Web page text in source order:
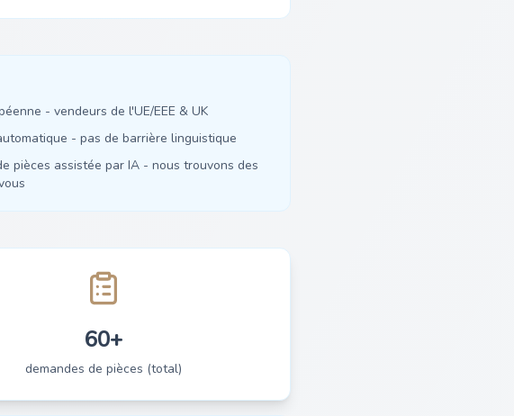
- vendeurs de l'UE/EEE & UK
- pas de barrière linguistique
pièces assistée par IA - nous trouvons des
60+
demandes de pièces (total)